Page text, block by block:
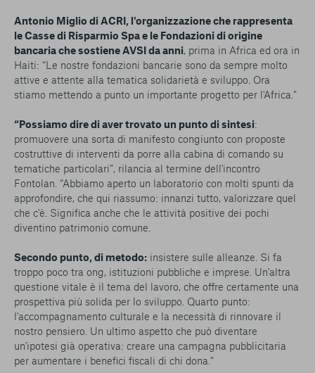
Antonio Miglio di ACRI, l'organizzazione che rappresenta
le Casse di Risparmio Spa e le Fondazioni di origine
bancaria che sostiene AVSI da anni, prima in Africa ed ora in
Haiti: “Le nostre fondazioni bancarie sono da sempre molto
attive e attente alla tematica solidarietà e sviluppo. Ora
stiamo mettendo a punto un importante progetto per l'Africa.”
“Possiamo dire di aver trovato un punto di sintesi:
promuovere una sorta di manifesto congiunto con proposte
costruttive di interventi da porre alla cabina di comando su
tematiche particolari”, rilancia al termine dell'incontro
Fontolan. “Abbiamo aperto un laboratorio con molti spunti da
approfondire, che qui riassumo: innanzi tutto, valorizzare quel
che c'è. Significa anche che le attività positive dei pochi
diventino patrimonio comune.
Secondo punto, di metodo: insistere sulle alleanze. Si fa
troppo poco tra ong, istituzioni pubbliche e imprese. Un'altra
questione vitale è il tema del lavoro, che offre certamente una
prospettiva più solida per lo sviluppo. Quarto punto:
l'accompagnamento culturale e la necessità di rinnovare il
nostro pensiero. Un ultimo aspetto che può diventare
un'ipotesi già operativa: creare una campagna pubblicitaria
per aumentare i benefici fiscali di chi dona.”